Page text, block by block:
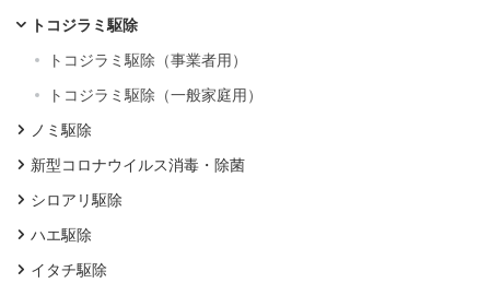
トコジラミ駆除
トコジラミ駆除（事業者用）
トコジラミ駆除（一般家庭用）
ノミ駆除
新型コロナウイルス消毒・除菌
シロアリ駆除
ハエ駆除
イタチ駆除